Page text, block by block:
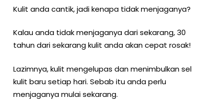
Kulit anda cantik, jadi kenapa tidak menjaganya?
Kalau anda tidak menjaganya dari sekarang, 30
tahun dari sekarang kulit anda akan cepat rosak!
Lazimnya, kulit mengelupas dan menimbulkan sel
kulit baru setiap hari. Sebab itu anda perlu
menjaganya mulai sekarang.